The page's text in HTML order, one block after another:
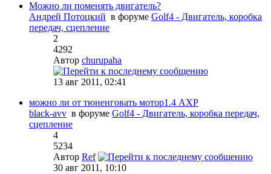
Можно ли поменять двигатель?
Андрей Потоцкий в форуме Golf4 - Двигатель, коробка
передач, сцепление
2
4292
Автор churupaha
13 авг 2011, 02:41
можно ли от тюненговать мотор1.4 AXP
black-avv в форуме Golf4 - Двигатель, коробка передач,
сцепление
4
5234
Автор Ref
30 авг 2011, 10:10